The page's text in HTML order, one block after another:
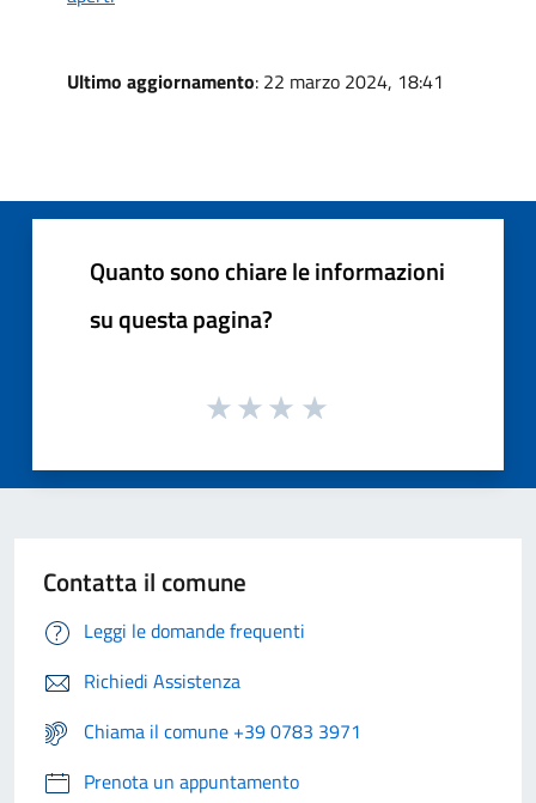
Ultimo aggiornamento: 22 marzo 2024, 18:41
Quanto sono chiare le informazioni
su questa pagina?
Contatta il comune
Leggi le domande frequenti
Richiedi Assistenza
Chiama il comune +39 0783 3971
Prenota un appuntamento